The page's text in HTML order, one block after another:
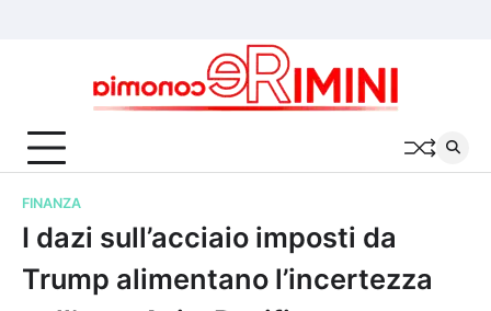
siamo
Policy
Policy
FINANZA
I dazi sull’acciaio imposti da
Trump alimentano l’incertezza